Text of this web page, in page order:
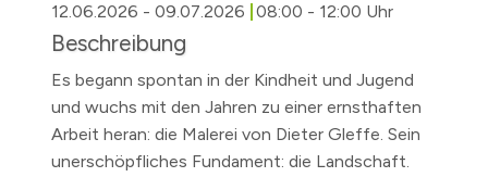
12.06.2026 - 09.07.2026 08:00 - 12:00 Uhr
Beschreibung
Es begann spontan in der Kindheit und Jugend
und wuchs mit den Jahren zu einer ernsthaften
Arbeit heran: die Malerei von Dieter Gleffe. Sein
unerschöpfliches Fundament: die Landschaft.